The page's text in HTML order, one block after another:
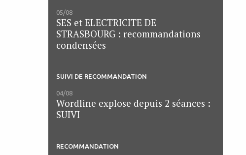
05/08
SES et ELECTRICITE DE
STRASBOURG : recommandations
condensées
SUIVI DE RECOMMANDATION
04/08
Wordline explose depuis 2 séances :
SUIVI
RECOMMANDATION